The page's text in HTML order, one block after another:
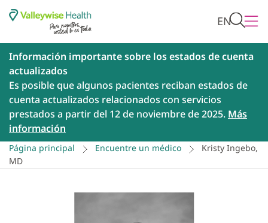
EN
Información importante sobre los estados de cuenta
actualizados
Es posible que algunos pacientes reciban estados de
cuenta actualizados relacionados con servicios
prestados a partir del 12 de noviembre de 2025. Más
información
Página principal Encuentre un médico
Kristy Ingebo,
MD